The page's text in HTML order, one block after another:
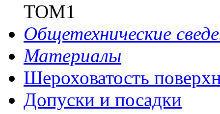
ТОМ1
Общетехнические
Материалы
Шероховатость
Допуски и посадки